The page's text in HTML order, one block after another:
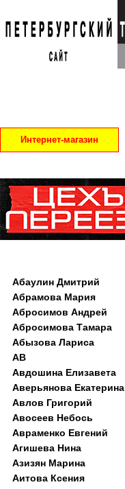
Интернет-магазин
Абаулин Дмитрий
Абрамова Мария
Абросимов Андрей
Абросимова Тамара
Абызова Лариса
АВ
Авдошина Елизавета
Аверьянова Екатерина
Авлов Григорий
Авосеев Небось
Авраменко Евгений
Агишева Нина
Азизян Марина
Аитова Ксения